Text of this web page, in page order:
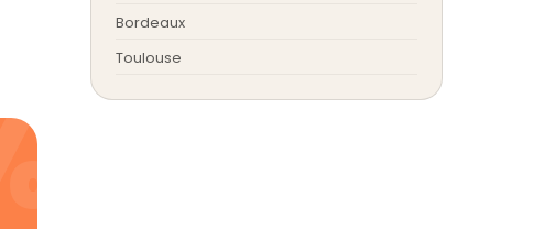
Bordeaux
Toulouse